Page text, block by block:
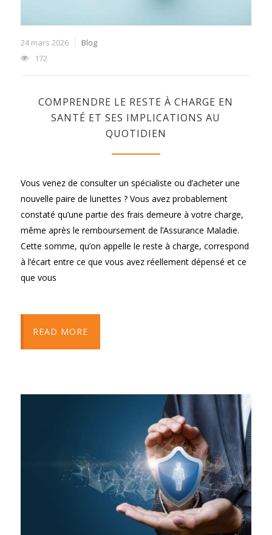
24 mars 2026
Blog
172
COMPRENDRE LE RESTE À CHARGE EN
SANTÉ ET SES IMPLICATIONS AU
QUOTIDIEN
Vous venez de consulter un spécialiste ou d’acheter une
nouvelle paire de lunettes ? Vous avez probablement
constaté qu’une partie des frais demeure à votre charge,
même après le remboursement de l’Assurance Maladie.
Cette somme, qu’on appelle le reste à charge, correspond
à l’écart entre ce que vous avez réellement dépensé et ce
que vous
READ MORE